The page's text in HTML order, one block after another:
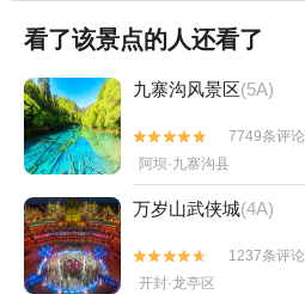
看了该景点的人还看了
九寨沟风景区(5A)


7749条评论
阿坝·九寨沟县
万岁山武侠城(4A)


1237条评论
开封·龙亭区